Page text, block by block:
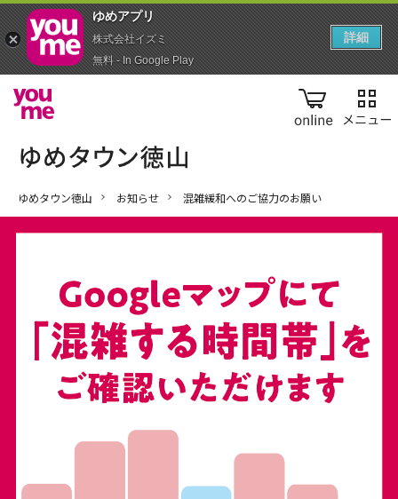
online
ゆめタウン徳山 お知らせ 混雑緩和へのご協力のお願い
ゆめアプ‪リ‬
株式会社イズミ
無料 - In Google Play
詳細